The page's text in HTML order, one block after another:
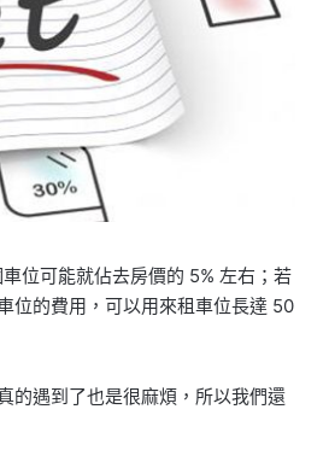
位可能就佔去房價的 5% 左右；若
位的費用，可以用來租車位長達 50
的遇到了也是很麻煩，所以我們還